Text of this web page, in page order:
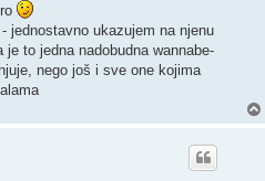
jednostavno ukazujem na njenu
to jedna nadobudna wannabe-
nego još i sve one kojima